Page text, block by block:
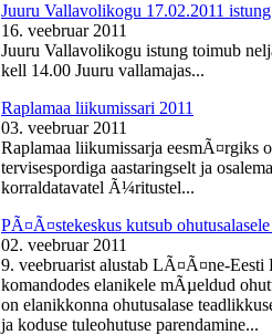
Juuru Vallavolikogu 17.02.2011 istung
16. veebruar 2011
Juuru Vallavolikogu istung toimub
kell 14.00 Juuru vallamajas...
Raplamaa liikumissari 2011
03. veebruar 2011
Raplamaa liikumissarja eesmÃ¤rgiks
tervisespordiga aastaringselt ja
korraldatavatel Ã¼ritustel...
PÃ¤Ã¤stekeskus kutsub
02. veebruar 2011
9. veebruarist alustab LÃ¤Ã¤ne-
komandodes elanikele mÃµeldud
on elanikkonna ohutusalase
ja koduse tuleohutuse parendamine...